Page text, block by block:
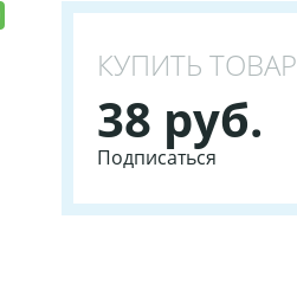
КУПИТЬ ТОВАР
38 руб.
Подписаться